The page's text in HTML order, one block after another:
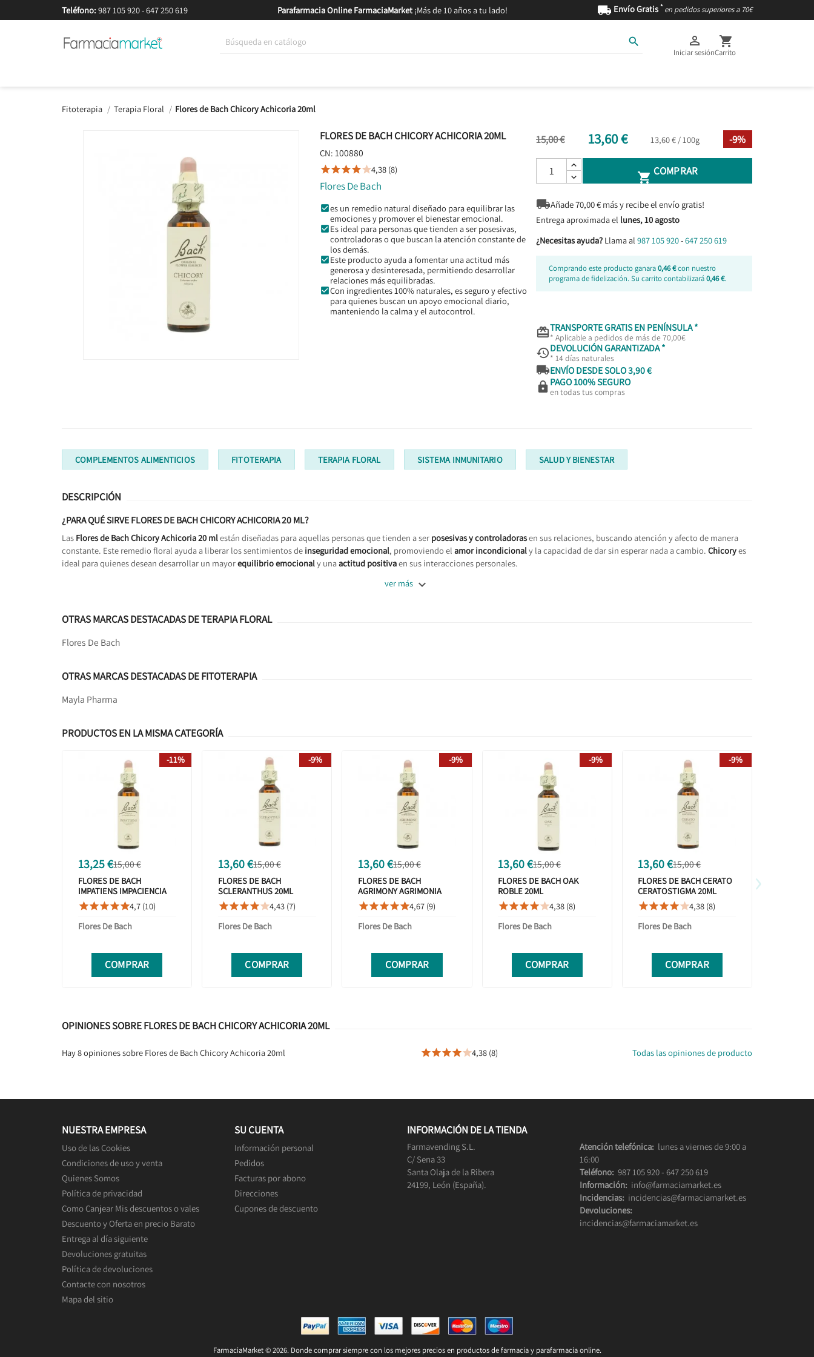
Teléfono: 987 105 920-647 250 619 Parafarmacia Online FarmaciaMarket¡Más de 10 años a tu lado!  Envío Gratis * en pedidos superiores a 70€
 
Iniciar sesión

Carrito
Fitoterapia Terapia Floral Flores de Bach Chicory Achicoria 20ml
FLORES DE BACH CHICORY ACHICORIA 20ML
CN: 100880
4,38 (8)
Flores De Bach
es un remedio natural diseñado para equilibrar las
emociones y promover el bienestar emocional.
Es ideal para personas que tienden a ser posesivas,
controladoras o que buscan la atención constante de
los demás.
Este producto ayuda a fomentar una actitud más
generosa y desinteresada, permitiendo desarrollar
relaciones más equilibradas.
Con ingredientes 100% naturales, es seguro y efectivo
para quienes buscan un apoyo emocional diario,
manteniendo la calma y el autocontrol.
15,00 € 13,60 € 13,60 € / 100g -9%
 COMPRAR
Añade70,00€ más y recibe el envío gratis!
Entrega aproximada el lunes, 10 agosto
¿Necesitas ayuda? Llama al 987 105 920-647 250 619
Comprando este producto ganara0,46 €con nuestro
programa de fidelización. Su carrito contabilizará0,46 €.
TRANSPORTE GRATIS EN PENÍNSULA *
* Aplicable a pedidos de más de 70,00€
DEVOLUCIÓN GARANTIZADA *
* 14 días naturales
ENVÍO DESDE SOLO 3,90 €
 PAGO 100% SEGURO
en todas tus compras
COMPLEMENTOS ALIMENTICIOS FITOTERAPIA TERAPIA FLORAL SISTEMA INMUNITARIO SALUD Y BIENESTAR
DESCRIPCIÓN
¿PARA QUÉ SIRVE FLORES DE BACHCHICORY ACHICORIA 20 ML?
Las Flores de Bach Chicory Achicoria 20 mlestán diseñadas para aquellas personas que tienden a ser posesivas y controladorasen sus relaciones, buscando atención y afecto de manera
constante. Este remedio floral ayuda a liberar los sentimientos de inseguridad emocional, promoviendo el amor incondicionaly la capacidad de dar sin esperar nada a cambio. Chicoryes
ideal para quienes desean desarrollar un mayorequilibrio emocionaly unaactitud positivaen sus interacciones personales.
ver más 
OTRAS MARCAS DESTACADAS DE TERAPIA FLORAL
Flores De Bach
OTRAS MARCAS DESTACADAS DE FITOTERAPIA
Mayla Pharma
PRODUCTOS EN LA MISMA CATEGORÍA
13,25 €15,00 €
FLORES DE BACH
IMPATIENS IMPACIENCIA
20ML
4,7 (10)
Flores De Bach
COMPRAR
-11%
13,60 €15,00 €
FLORES DE BACH
SCLERANTHUS 20ML
4,43 (7)
Flores De Bach
COMPRAR
-9%
13,60 €15,00 €
FLORES DE BACH
AGRIMONY AGRIMONIA
20ML
4,67 (9)
Flores De Bach
COMPRAR
-9%
13,60 €15,00 €
FLORES DE BACH OAK
ROBLE 20ML
4,38 (8)
Flores De Bach
COMPRAR
-9%
13,60 €15,00 €
FLORES DE BACH CERATO
CERATOSTIGMA 20ML
4,38 (8)
Flores De Bach
COMPRAR
-9%
›
OPINIONES SOBRE FLORES DE BACH CHICORY ACHICORIA 20ML
Hay 8 opiniones sobre Flores de Bach Chicory Achicoria 20ml 4,38 (8) Todas las opiniones de producto
NUESTRA EMPRESA
Uso de las Cookies
Condiciones de uso y venta
Quienes Somos
Política de privacidad
Como Canjear Mis descuentos o vales
Descuento y Oferta en precio Barato
Entrega al día siguiente
Devoluciones gratuitas
Política de devoluciones
Contacte con nosotros
Mapa del sitio
SU CUENTA
Información personal
Pedidos
Facturas por abono
Direcciones
Cupones de descuento
INFORMACIÓN DE LA TIENDA
Farmavending S.L.
C/ Sena 33
Santa Olaja de la Ribera
24199, León (España).
Atención telefónica: lunes a viernes de 9:00 a
16:00
Teléfono: 987 105 920- 647 250 619
Información: info@farmaciamarket.es
Incidencias: incidencias@farmaciamarket.es
Devoluciones:
incidencias@farmaciamarket.es
FarmaciaMarket © 2026. Donde comprar siempre con los mejores precios en productos de farmacia y parafarmacia online.